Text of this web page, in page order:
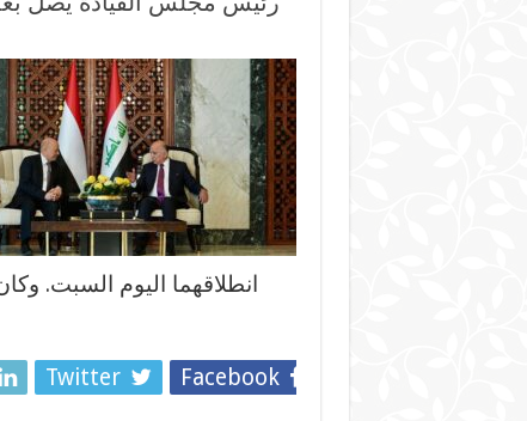
انطلاقهما اليوم السبت.
Facebook
Twitter